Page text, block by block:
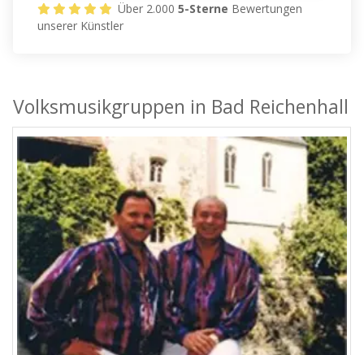
Über 2.0005-Sterne Bewertungen
unserer Künstler
Volksmusikgruppen in Bad Reichenhall